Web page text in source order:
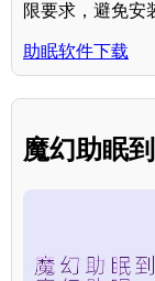
限要求，避免安
助眠软件下载
魔幻助眠